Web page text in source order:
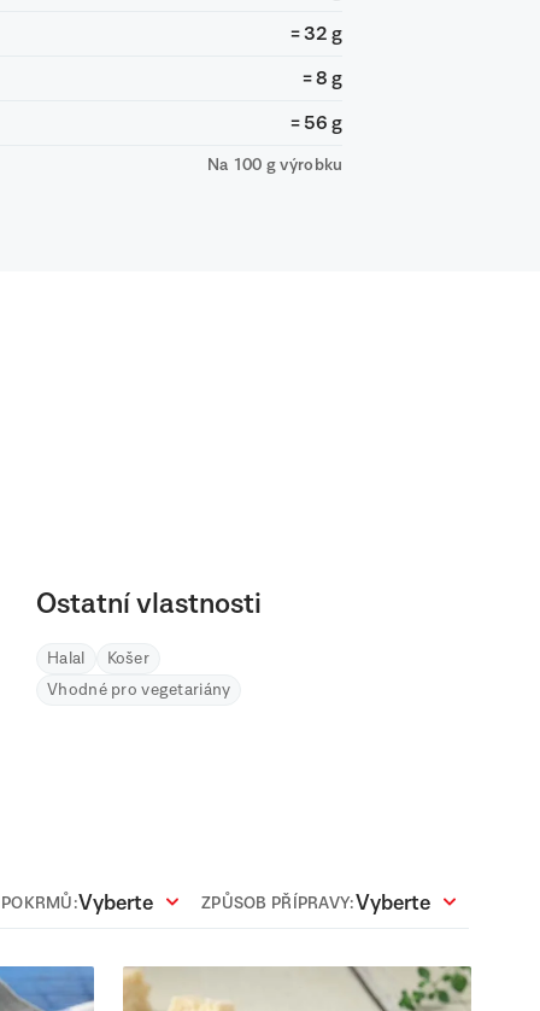
= 32 g
= 8 g
= 56 g
Na 100 g výrobku
Ostatní vlastnosti
Halal
Košer
Vhodné pro vegetariány
Vyberte ZPŮSOB PŘÍPRAVY:Vyberte